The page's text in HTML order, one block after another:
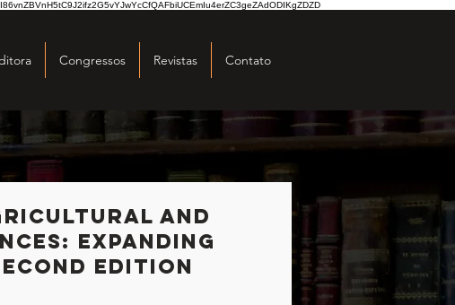
Congressos Revistas Contato
and
Expanding
Edition